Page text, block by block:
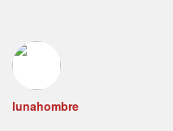
lunahombre